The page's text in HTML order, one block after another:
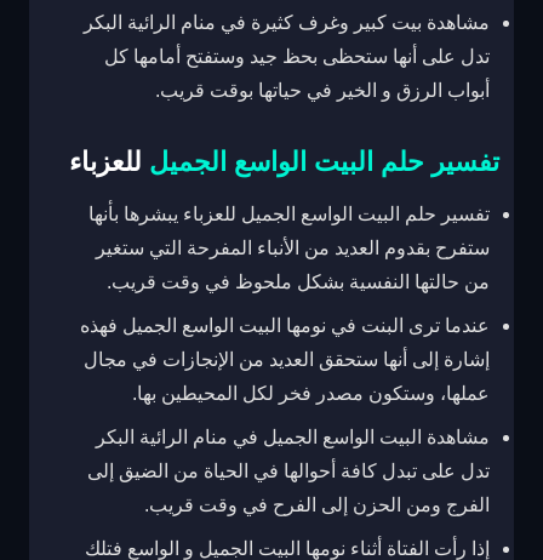
مشاهدة بيت كبير وغرف كثيرة في منام الرائية البكر
تدل على أنها ستحظى بحظ جيد وستفتح أمامها كل
أبواب الرزق و الخير في حياتها بوقت قريب.
تفسير حلم البيت الواسع الجميل للعزباء
تفسير حلم البيت الواسع الجميل للعزباء يبشرها بأنها
ستفرح بقدوم العديد من الأنباء المفرحة التي ستغير
من حالتها النفسية بشكل ملحوظ في وقت قريب.
عندما ترى البنت في نومها البيت الواسع الجميل فهذه
إشارة إلى أنها ستحقق العديد من الإنجازات في مجال
عملها، وستكون مصدر فخر لكل المحيطين بها.
مشاهدة البيت الواسع الجميل في منام الرائية البكر
تدل على تبدل كافة أحوالها في الحياة من الضيق إلى
الفرج ومن الحزن إلى الفرح في وقت قريب.
إذا رأت الفتاة أثناء نومها البيت الجميل و الواسع فتلك